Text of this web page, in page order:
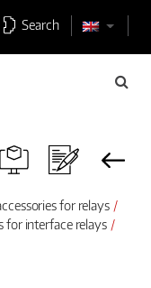
Search
for relays
for interface relays